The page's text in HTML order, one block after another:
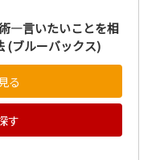
―言いたいことを相
(ブルーバックス)
る
す